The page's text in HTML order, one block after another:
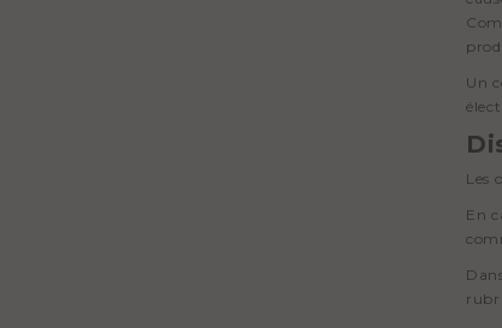
Un
Les
En